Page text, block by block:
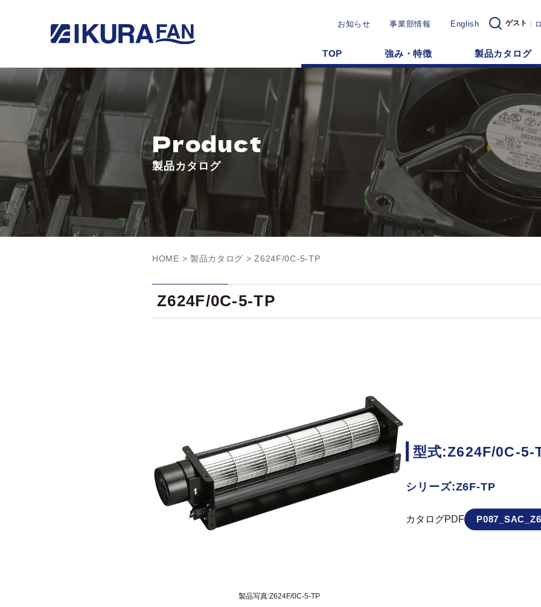
お知らせ 事業部情報 English ゲスト
TOP 強み・特徴 製品カタログ
Product
製品カタログ
HOME > 製品カタログ > Z624F/0C-5-TP
Z624F/0C-5-TP
製品写真:Z624F/0C-5-TP
型式:Z624F/0C-5-
シリーズ:Z6F-TP
カタログPDF